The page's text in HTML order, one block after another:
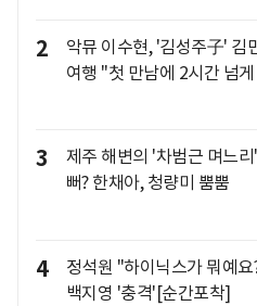
2
악뮤 이수현, '김성주子' 김
여행 "첫 만남에 2시간 넘
3
제주 해변의 '차범근 며느리
뻐? 한채아, 청량미 뿜뿜
4
정석원 "하이닉스가 뭐예
백지영 '충격'[순간포착]